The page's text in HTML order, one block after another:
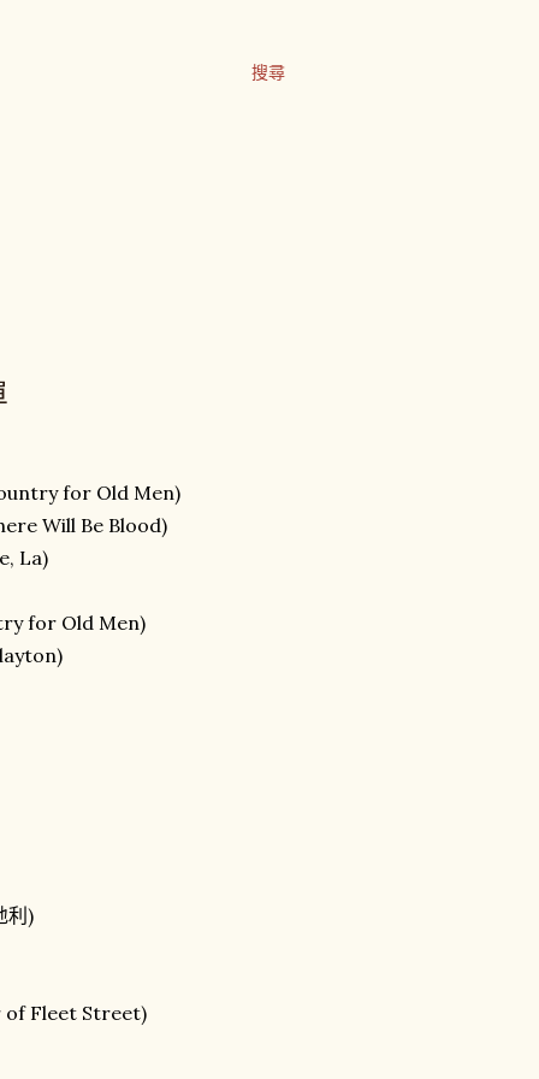
搜尋
for Old Men)
Will Be Blood)
La)
for Old Men)
利)
of Fleet Street)